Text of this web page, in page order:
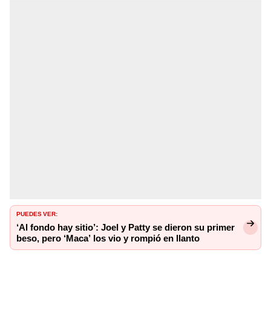
PUEDES VER:
‘Al fondo hay sitio’: Joel y Patty se dieron su primer
beso, pero ‘Maca’ los vio y rompió en llanto